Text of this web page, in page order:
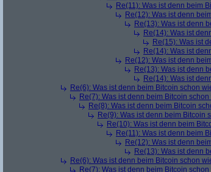
Re(11): Was ist denn beim
Re(12): Was ist denn
Re(13): Was ist denn
Re(14): Was ist
Re(15): Was ist
Re(14): Was ist
Re(12): Was ist denn
Re(13): Was ist denn
Re(14): Was ist
Re(6): Was ist denn beim Bitcoin schon
Re(7): Was ist denn beim Bitcoin
Re(8): Was ist denn beim Bitcoin
Re(9): Was ist denn beim Bitcoin
Re(10): Was ist denn beim
Re(11): Was ist denn beim
Re(12): Was ist denn
Re(13): Was ist denn
Re(6): Was ist denn beim Bitcoin schon
Re(7): Was ist denn beim Bitcoin